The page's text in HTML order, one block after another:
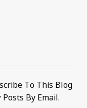
To This Blog
By Email.